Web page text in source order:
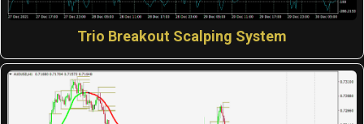
Trio Breakout Scalping System